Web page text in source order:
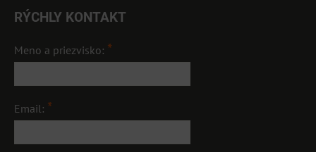
RÝCHLY KONTAKT
Meno a priezvisko: *
Email: *